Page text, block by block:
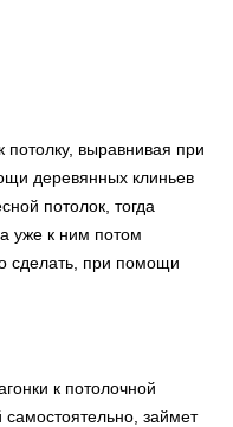
выравнивая при
деревянных клиньев
потолок, тогда
уже к ним потом
сделать, при помощи
к потолочной
займет